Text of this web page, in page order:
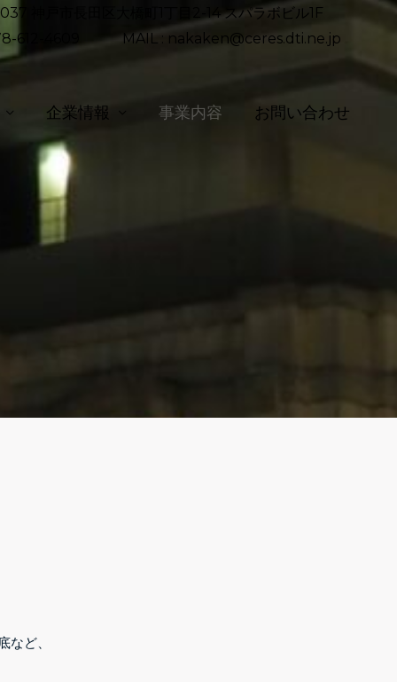
神戸市長田区大橋町1丁目2-14 スパラボビル1F
612-4609MAIL : nakaken@ceres.dti.ne.jp
企業情報 事業内容 お問い合わせ
ど、